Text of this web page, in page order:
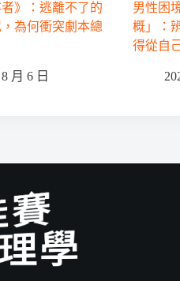
者》：逃離不了的
為何衝突劇本總
月 6 日
男性困
概」：
得從自